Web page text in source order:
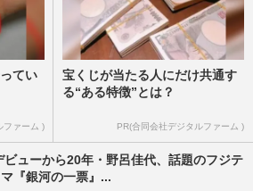
てい
ファーム )
宝くじが当たる人にだけ共通す
る“ある特徴”とは？
PR(合同会社デジタルファーム )
ューから20年・野呂佳代、話題のフジテ
『銀河の一票』...